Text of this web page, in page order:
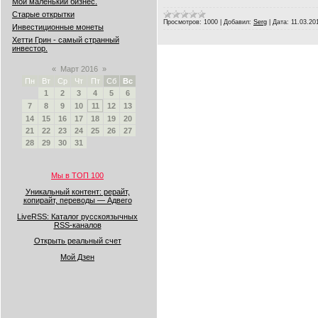
Старые открытки
Инвестиционные монеты
Хетти Грин - самый странный
инвестор.
« Март 2016 »
Пн
Вт Ср Чт Пт Сб
Вс
1
2 3 4 5
6
7
8 9 10 11 12
13
14
15 16 17 18 19
20
21
22 23 24 25 26
27
28
29 30 31
Мы в ТОП 100
Уникальный контент: рерайт,
копирайт, переводы — Адвего
LiveRSS: Каталог русскоязычных
RSS-каналов
Открыть реальный счет
Мой Дзен
Просмотров: 1000 Добавил: Serg Дата: